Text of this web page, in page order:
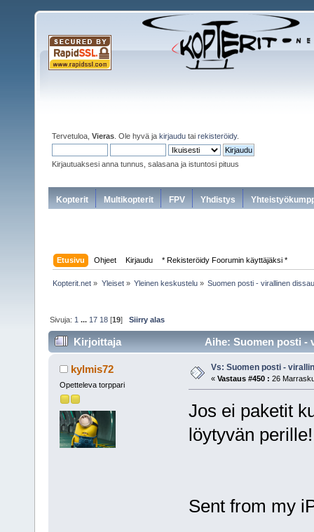
Tervetuloa, Vieras . Ole hyvä ja kirjaudu tai rekisteröidy.
Kirjautuaksesi anna tunnus, salasana ja istuntosi pituus
Kopterit Multikopterit FPV Yhdistys
Etusivu Ohjeet Kirjaudu * Rekisteröidy Foorumin käyttäjäksi *
Kopterit.net » Yleiset» Yleinen keskustelu» Suomen posti - virallinen
Sivuja: 1 ... 17 18 [19]Siirry alas
Kirjoittaja Aihe: Suomen posti -
kylmis72
Opetteleva torppari
Vs: Suomen posti -
« Vastaus #450 : 26
Jos ei paketit
löytyvän perille!
Sent from my